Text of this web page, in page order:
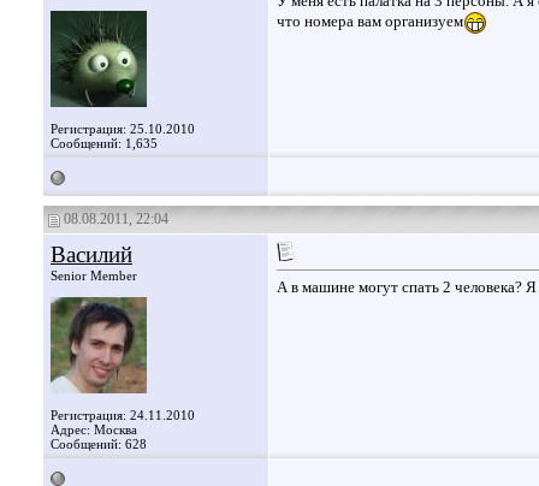
Регистрация: 25.10.2010
Сообщений: 1,635
что номера вам организуем
08.08.2011, 22:04
Василий
Senior Member
Регистрация: 24.11.2010
Адрес: Москва
Сообщений: 628
А в машине могут спать 2 человека?